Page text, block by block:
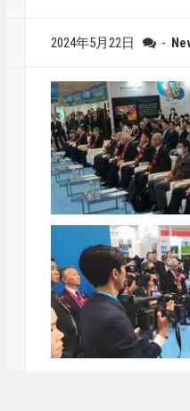
2024年5月22日 -